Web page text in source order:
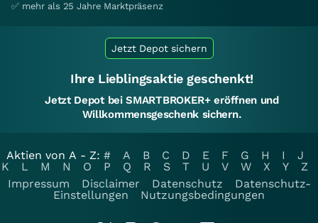
✅ mehr als 25 Jahre Marktpräsenz
Jetzt Depot sichern
Ihre Lieblingsaktie geschenkt!
Jetzt Depot bei SMARTBROKER+ eröffnen und
Willkommensgeschenk sichern.
Aktien von A - Z: # A B C D E F G H I
J
K
L M N O P Q R S T U V W X Y
Z
Impressum
Disclaimer Datenschutz
Datenschutz-
Einstellungen
Nutzungsbedingungen